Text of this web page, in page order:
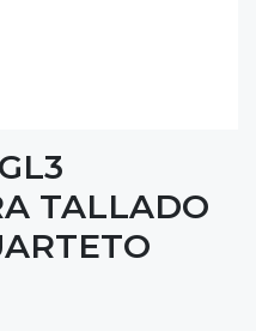
TALLADO